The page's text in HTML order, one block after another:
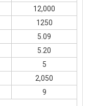
12,000
1250
5.09
5.20
5
2,050
9